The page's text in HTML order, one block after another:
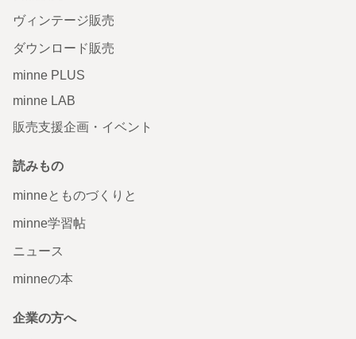
ヴィンテージ販売
ダウンロード販売
minne PLUS
minne LAB
販売支援企画・イベント
読みもの
minneとものづくりと
minne学習帖
ニュース
minneの本
企業の方へ